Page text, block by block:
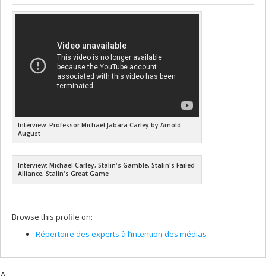
Interview: Professor Michael Jabara Carley by Arnold
August
Interview: Michael Carley, Stalin's Gamble, Stalin's Failed
Alliance, Stalin's Great Game
Browse this profile on:
Répertoire des experts à l’intention des médias